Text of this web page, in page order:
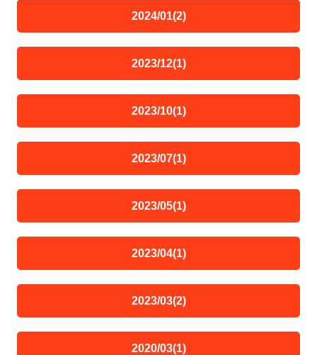
2024/01(2)
2023/12(1)
2023/10(1)
2023/07(1)
2023/05(1)
2023/04(1)
2023/03(2)
2020/03(1)